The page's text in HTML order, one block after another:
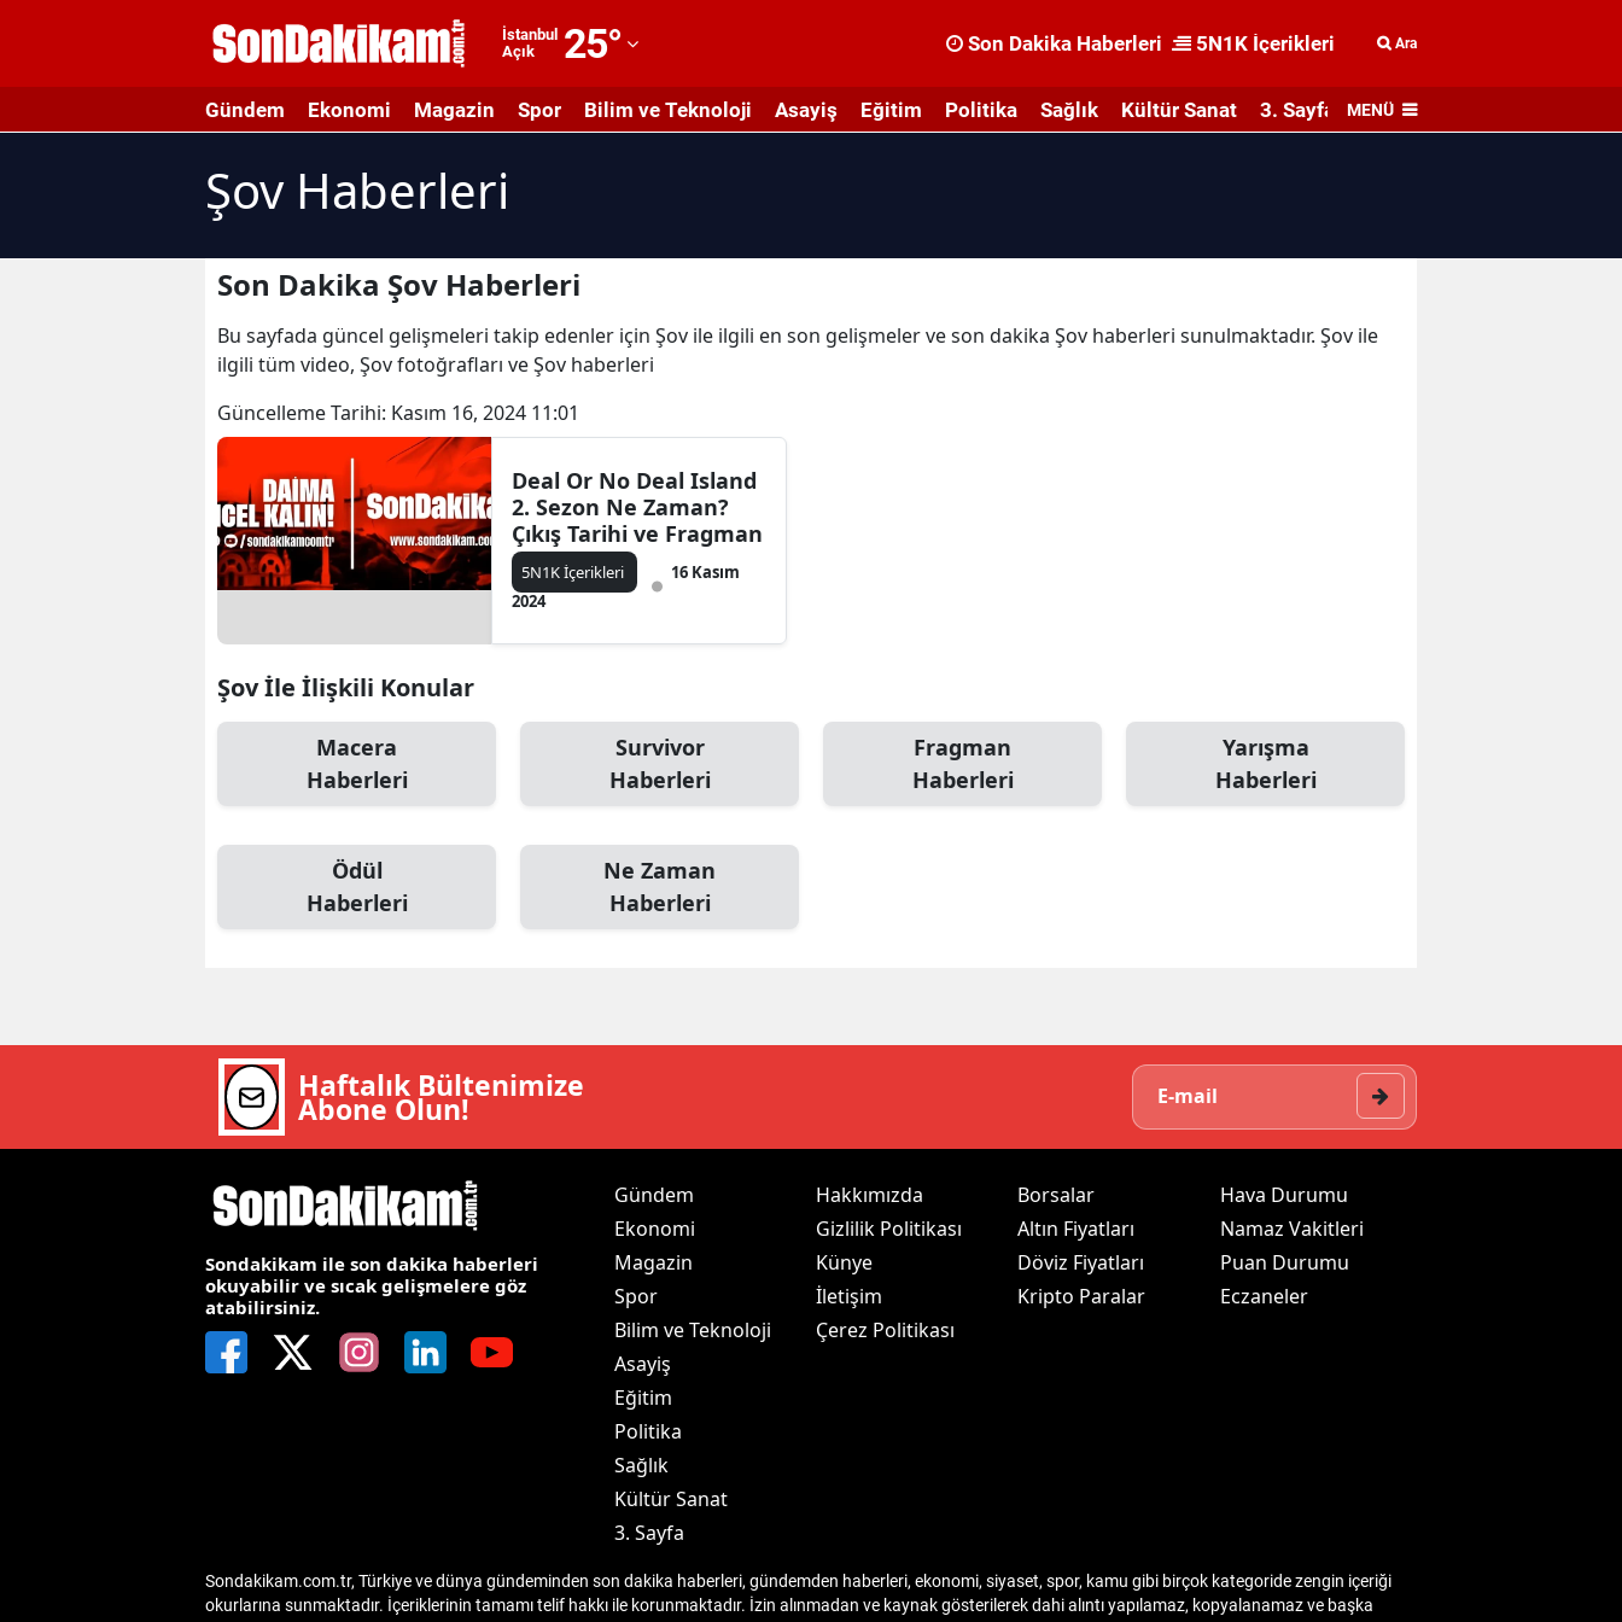
İstanbul
Açık
25°
Adıyaman
Amasya
Antalya
Artvin
Aydın
Balıkesir
Bilecik
Bursa
Çanakkale
Erzurum
Gümüşhane
Isparta
Son Dakika Haberleri 5N1K İçerikleri Ara
Gündem Ekonomi Magazin Spor Bilim ve Teknoloji Asayiş Eğitim Politika Sağlık Kültür Sanat 3. Sayfa MENÜ
Şov Haberleri
Son Dakika Şov Haberleri
Bu sayfada güncel gelişmeleri takip edenler için Şov ile ilgili en son gelişmeler ve son dakika Şov haberleri sunulmaktadır. Şov ile
ilgili tüm video, Şov fotoğrafları ve Şov haberleri
Güncelleme Tarihi: Kasım 16, 2024 11:01
Deal Or No Deal Island
2. Sezon Ne Zaman?
Çıkış Tarihi ve Fragman
5N1K İçerikleri
16 Kasım
2024
Şov İle İlişkili Konular
Macera
Haberleri
Survivor
Haberleri
Fragman
Haberleri
Yarışma
Haberleri
Ödül
Haberleri
Ne Zaman
Haberleri
Haftalık Bültenimize
Abone Olun!
Sondakikam ile son dakika haberleri
okuyabilir ve sıcak gelişmelere göz
atabilirsiniz.
Gündem
Ekonomi
Magazin
Spor
Bilim ve Teknoloji
Asayiş
Eğitim
Politika
Sağlık
Kültür Sanat
3. Sayfa
Hakkımızda
Gizlilik Politikası
Künye
İletişim
Çerez Politikası
Borsalar
Altın Fiyatları
Döviz Fiyatları
Kripto Paralar
Hava Durumu
Namaz Vakitleri
Puan Durumu
Eczaneler
Sondakikam.com.tr, Türkiye ve dünya gündeminden son dakika haberleri, gündemden haberleri, ekonomi, siyaset, spor, kamu gibi birçok kategoride zengin içeriği
okurlarına sunmaktadır. İçeriklerinin tamamı telif hakkı ile korunmaktadır. İzin alınmadan ve kaynak gösterilerek dahi alıntı yapılamaz, kopyalanamaz ve başka